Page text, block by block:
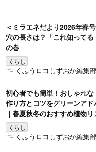
＜ミラエネだより2026年春
穴の長さは？「これ知ってる
の巻
くらし
くふうロコしずおか編集部
初心者でも簡単！おしゃれ
作り方とコツをグリーンア
｜春夏秋冬のおすすめ植物リ
くらし
くふうロコしずおか編集部